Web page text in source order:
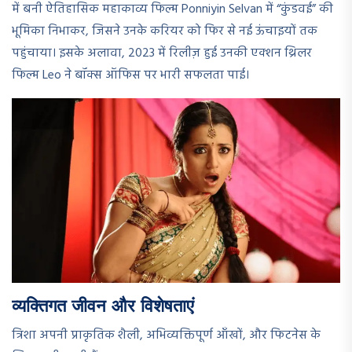
में बनी ऐतिहासिक महाकाव्य फिल्म Ponniyin Selvan में “कुंडवई” की
भूमिका निभाकर, जिसने उनके करियर को फिर से नई ऊंचाइयों तक
पहुंचाया। इसके अलावा, 2023 में रिलीज़ हुई उनकी एक्शन थ्रिलर
फिल्म Leo ने बॉक्स ऑफिस पर भारी सफलता पाई।
व्यक्तिगत जीवन और विशेषताएं
त्रिशा अपनी प्राकृतिक शैली, अभिव्यक्तिपूर्ण आँखों, और फिटनेस के